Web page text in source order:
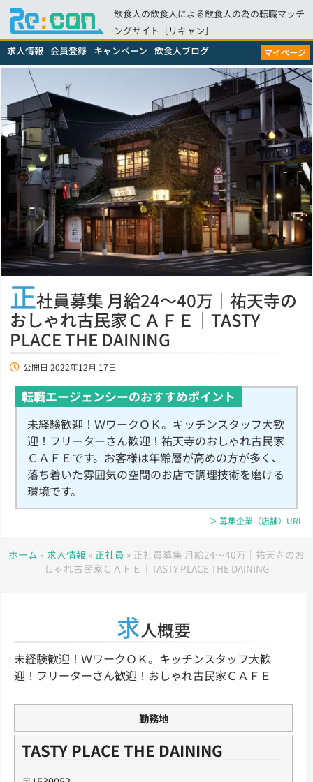
飲食人の飲食人による飲食人の為の転職マッチ
ングサイト［リキャン］
求人情報 会員登録 キャンペーン 飲食人ブログ マイページ
正社員募集 月給24～40万｜祐天寺の
おしゃれ古民家ＣＡＦＥ｜TASTY
PLACE THE DAINING
公開日 2022年12月 17日
転職エージェンシーのおすすめポイント
未経験歓迎！ＷワークＯＫ。キッチンスタッフ大歓
迎！フリーターさん歓迎！祐天寺のおしゃれ古民家
ＣＡＦＥです。お客様は年齢層が高めの方が多く、
落ち着いた雰囲気の空間のお店で調理技術を磨ける
環境です。
＞ 募集企業（店舗）URL
ホーム » 求人情報 » 正社員 » 正社員募集 月給24～40万｜祐天寺のお
しゃれ古民家ＣＡＦＥ｜TASTY PLACE THE DAINING
求人概要
未経験歓迎！ＷワークＯＫ。キッチンスタッフ大歓
迎！フリーターさん歓迎！おしゃれ古民家ＣＡＦＥ
勤務地
TASTY PLACE THE DAINING